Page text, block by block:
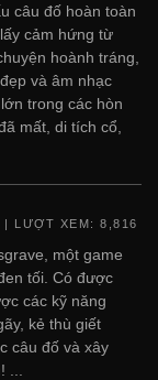
câu đố hoàn toàn
cảm hứng từ
hoành tráng,
và âm nhạc
trong các hòn
mất, di tích cổ,
| LƯỢT XEM: 8,816
một game
tối. Có được
các kỹ năng
kẻ thù giết
câu đố và xây